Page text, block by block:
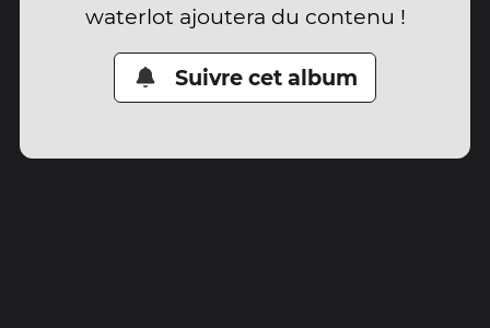
waterlot ajoutera du contenu !
Suivre cet album